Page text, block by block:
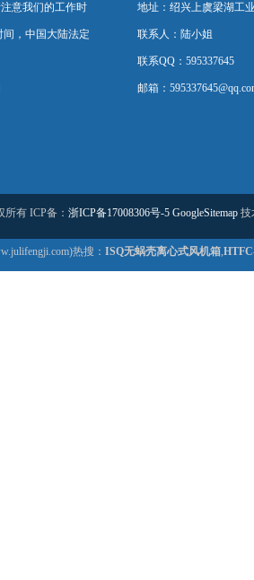
意我们的工作时
，中国大陆法定
地址：绍兴上虞梁湖工
联系人：陆小姐
联系QQ：595337645
邮箱：
有 ICP备： 浙ICP备17008306号-5 GoogleSitemap 技
热搜： ISQ无蜗壳离心式风机箱,